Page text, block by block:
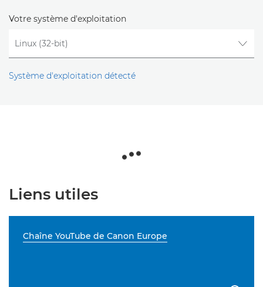
Votre système d'exploitation
Système d'exploitation détecté
Liens utiles
Chaîne YouTube de Canon Europe